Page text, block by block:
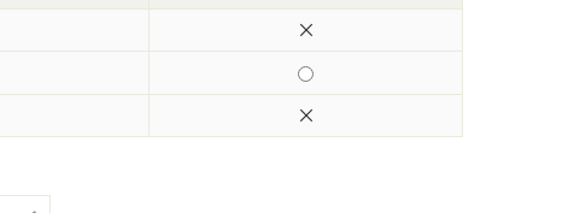
×
×